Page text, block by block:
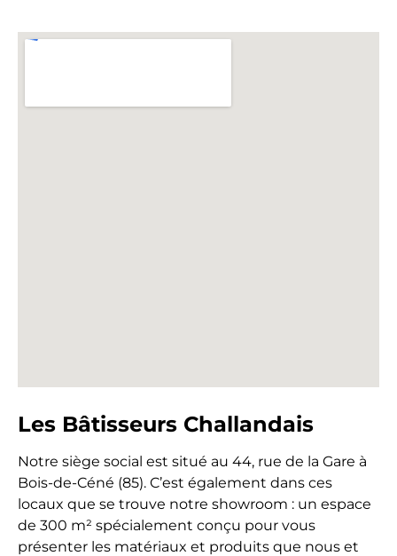
Les Bâtisseurs Challandais
Notre siège social est situé au 44, rue de la Gare à
Bois-de-Céné (85). C’est également dans ces
locaux que se trouve notre showroom : un espace
de 300 m² spécialement conçu pour vous
présenter les matériaux et produits que nous et